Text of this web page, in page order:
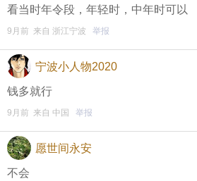
• 参与方式
一、评论主题内容即可领取红包！
二、分享主题帖，阅读数达到5个
（必须在手机客户端参与哦！请
↓）
方式一：iOS已经上线，请大家在
面搜索下载
看当时年令段，年轻时，中年时可以
9月前 来自 浙江宁波 举报
宁波小人物2020
钱多就行
9月前 来自 中国 举报
愿世间永安
不会